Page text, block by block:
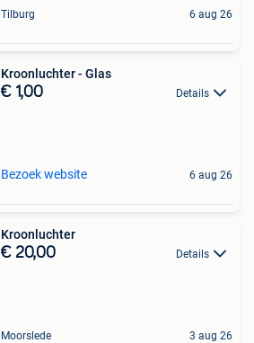
Tilburg 6 aug 26
Kroonluchter - Glas
€ 1,00 Details
Bezoek website 6 aug 26
Kroonluchter
€ 20,00 Details
Moorslede 3 aug 26